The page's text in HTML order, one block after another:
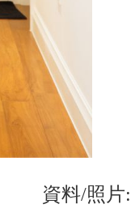
料/照片: